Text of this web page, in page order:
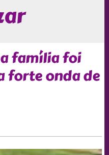
família foi
forte onda de